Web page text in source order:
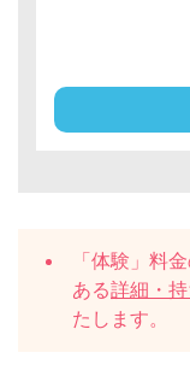
「体験」料
ある詳細・
たします。